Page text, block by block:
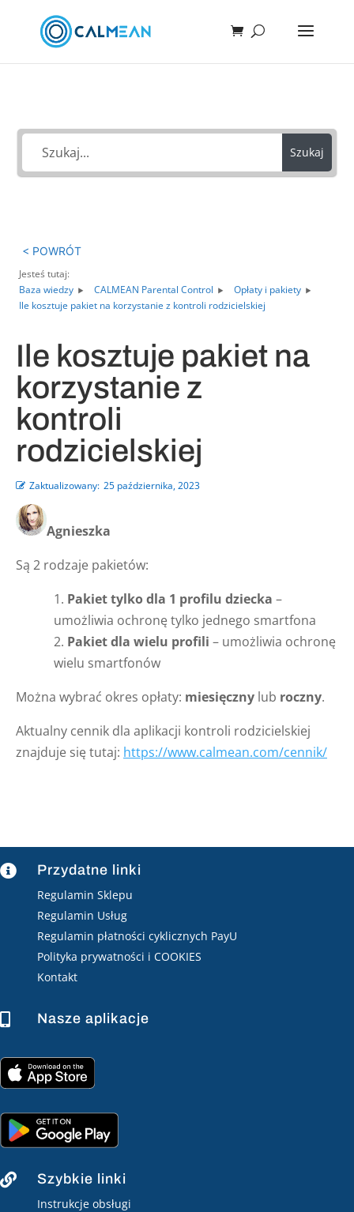
Szukaj
< POWRÓT
Jesteś tutaj:
Baza wiedzy
CALMEAN Parental Control
Opłaty i pakiety
Ile kosztuje pakiet na korzystanie z kontroli rodzicielskiej
Ile kosztuje pakiet na
korzystanie z
kontroli
rodzicielskiej
Zaktualizowany: 25 października, 2023
Agnieszka
Są 2 rodzaje pakietów:
Pakiet tylko dla 1 profilu dziecka –
umożliwia ochronę tylko jednego smartfona
Pakiet dla wielu profili – umożliwia ochronę
wielu smartfonów
Można wybrać okres opłaty: miesięczny lub roczny.
Aktualny cennik dla aplikacji kontroli rodzicielskiej
znajduje się tutaj: https://www.calmean.com/cennik/
 Przydatne linki
Regulamin Sklepu
Regulamin Usług
Regulamin płatności cyklicznych PayU
Polityka prywatności i COOKIES
Kontakt
 Nasze aplikacje
 Szybkie linki
Instrukcje obsługi